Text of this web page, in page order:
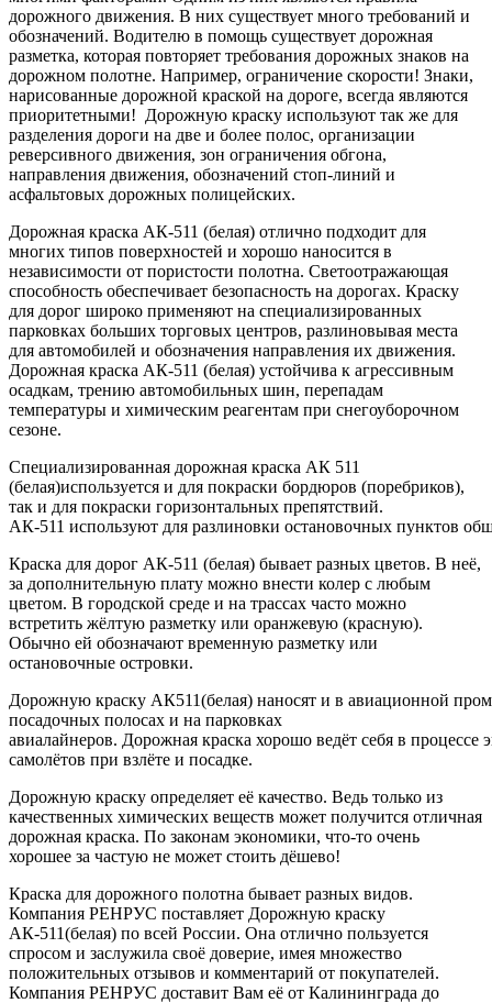
дорожного движения. В них существует много требований и
обозначений. Водителю в помощь существует дорожная
разметка, которая повторяет требования дорожных знаков на
дорожном полотне. Например, ограничение скорости! Знаки,
нарисованные дорожной краской на дороге, всегда являются
приоритетными! Дорожную краску используют так же для
разделения дороги на две и более полос, организации
реверсивного движения, зон ограничения обгона,
направления движения, обозначений стоп-линий и
асфальтовых дорожных полицейских.
Дорожная краска АК-511 (белая) отлично подходит для
многих типов поверхностей и хорошо наносится в
независимости от пористости полотна. Светоотражающая
способность обеспечивает безопасность на дорогах. Краску
для дорог широко применяют на специализированных
парковках больших торговых центров, разлиновывая места
для автомобилей и обозначения направления их движения.
Дорожная краска АК-511 (белая) устойчива к агрессивным
осадкам, трению автомобильных шин, перепадам
температуры и химическим реагентам при снегоуборочном
сезоне.
Специализированная дорожная краска АК 511
(белая)используется и для покраски бордюров (поребриков),
так и для покраски горизонтальных препятствий.
АК-511 используют для разлиновки остановочных пунктов
Краска для дорог АК-511 (белая) бывает разных цветов. В неё,
за дополнительную плату можно внести колер с любым
цветом. В городской среде и на трассах часто можно
встретить жёлтую разметку или оранжевую (красную).
Обычно ей обозначают временную разметку или
остановочные островки.
Дорожную краску АК511(белая) наносят и в авиационной
посадочных полосах и на парковках
авиалайнеров. Дорожная краска хорошо ведёт себя в
самолётов при взлёте и посадке.
Дорожную краску определяет её качество. Ведь только из
качественных химических веществ может получится отличная
дорожная краска. По законам экономики, что-то очень
хорошее за частую не может стоить дёшево!
Краска для дорожного полотна бывает разных видов.
Компания РЕНРУС поставляет Дорожную краску
АК-511(белая) по всей России. Она отлично пользуется
спросом и заслужила своё доверие, имея множество
положительных отзывов и комментарий от покупателей.
Компания РЕНРУС доставит Вам её от Калининграда до